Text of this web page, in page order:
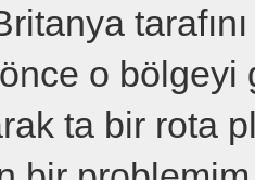
o
ta bir rota